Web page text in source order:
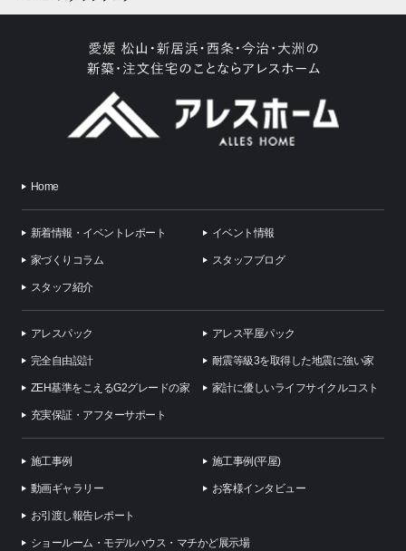
Home
新着情報・イベントレポート イベント情報
家づくりコラム スタッフブログ
スタッフ紹介
アレスパック アレス平屋パック
完全自由設計 耐震等級3を取得した地震に強い家
ZEH基準をこえるG2グレードの家 家計に優しいライフサイクルコスト
充実保証・アフターサポート
施工事例 施工事例(平屋)
動画ギャラリー お客様インタビュー
お引渡し報告レポート
ショールーム・モデルハウス・マチかど展示場